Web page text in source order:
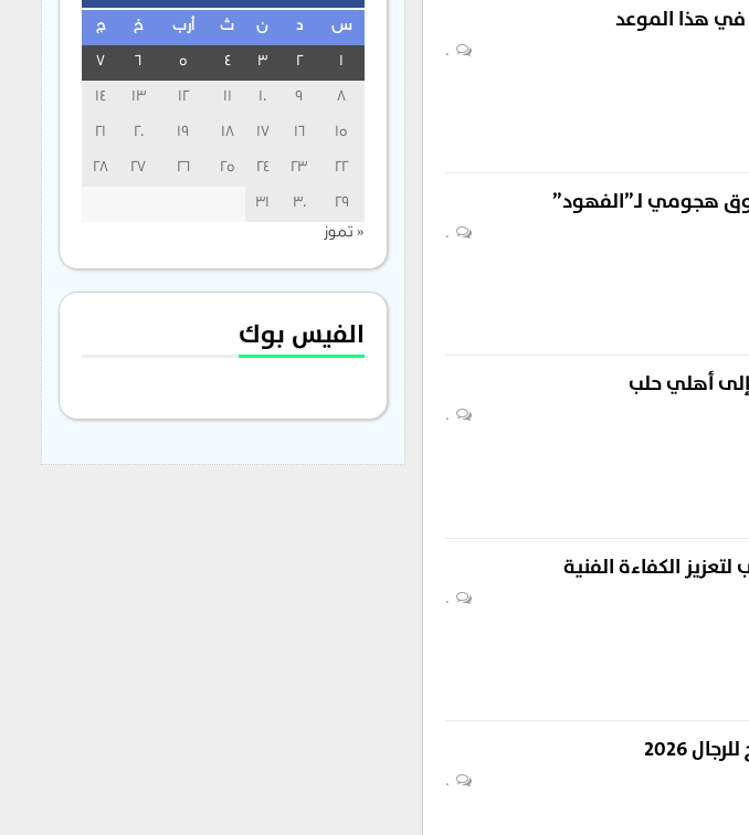
هذا الموعد
أهلي حلب
الكفاءة الفنية
2026
س د ن ث أرب خ ج
1
2
3
4
5
6
7
8
9
10
11
12
13
14
15
16
17
18
19
20
21
22
23
24
25
26
27
28
29
30
31
« تموز
الفيس بوك